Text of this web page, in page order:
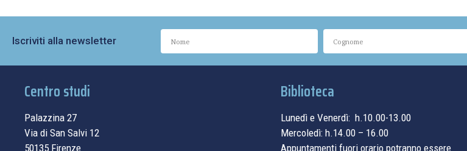
Iscriviti alla newsletter
Centro studi
Palazzina 27
Via di San Salvi 12
50135 Firenze
Biblioteca
Lunedì e Venerdì: h.10.00-13.00
Mercoledì: h.14.00 – 16.00
Appuntamenti fuori orario potranno essere